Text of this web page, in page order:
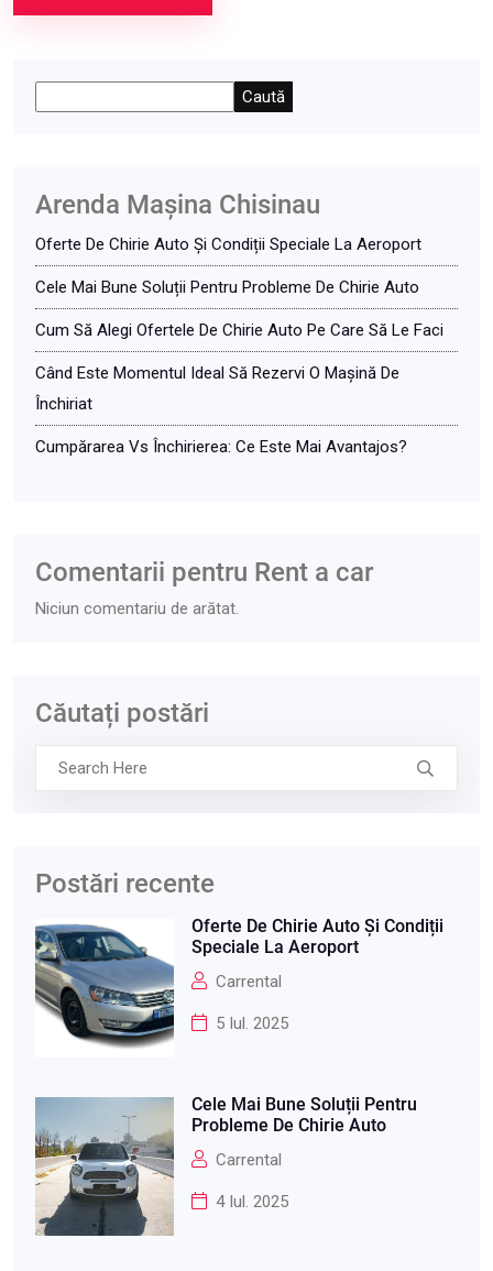
Caută
Arenda Maşina Chisinau
Oferte De Chirie Auto Și Condiții Speciale La Aeroport
Cele Mai Bune Soluții Pentru Probleme De Chirie Auto
Cum Să Alegi Ofertele De Chirie Auto Pe Care Să Le Faci
Când Este Momentul Ideal Să Rezervi O Mașină De
Închiriat
Cumpărarea Vs Închirierea: Ce Este Mai Avantajos?
Comentarii pentru Rent a car
Niciun comentariu de arătat.
Căutați postări
Postări recente
Oferte De Chirie Auto Și Condiții
Speciale La Aeroport
Carrental
5 Iul. 2025
Cele Mai Bune Soluții Pentru
Probleme De Chirie Auto
Carrental
4 Iul. 2025